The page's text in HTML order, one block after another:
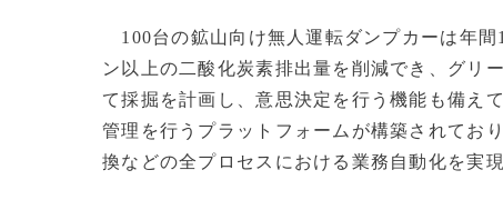
100台の鉱山向け無人運転ダンプカーは年間
ン以上の二酸化炭素排出量を削減でき、グリ
て採掘を計画し、意思決定を行う機能も備え
管理を行うプラットフォームが構築されてお
換などの全プロセスにおける業務自動化を実